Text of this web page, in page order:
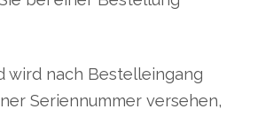
wird nach Bestelleingang
Seriennummer versehen,